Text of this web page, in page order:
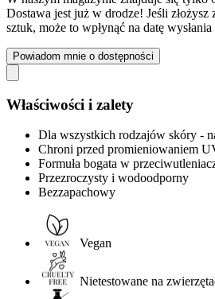
Dostawa jest już w drodze! Jeśli złożysz
sztuk, może to wpłynąć na datę
Powiadom mnie o dostępności
Właściwości i zalety
Dla wszystkich rodzajów skóry -
Chroni przed promieniowaniem
Formuła bogata w
Przezroczysty i wodoodporny
Bezzapachowy
Vegan
Nietestowane na